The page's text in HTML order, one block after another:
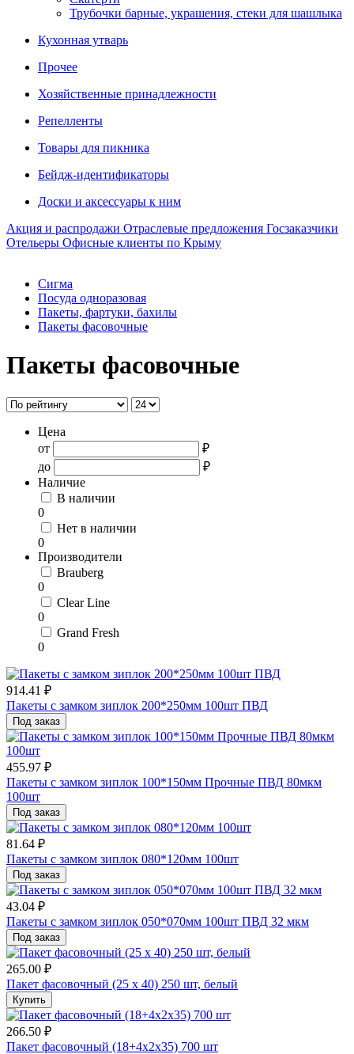
Трубочки барные, украшения, стеки для шашлыка
Кухонная утварь
Прочее
Хозяйственные принадлежности
Репелленты
Товары для пикника
Бейдж-идентификаторы
Доски и аксессуары к ним
Акция и распродажи Отраслевые предложения Госзаказчики
Отельеры Офисные клиенты по Крыму
Сигма
Посуда одноразовая
Пакеты, фартуки, бахилы
Пакеты фасовочные
Пакеты фасовочные
Цена
от
₽
до
₽
Наличие
В наличии
0
Нет в наличии
0
Производители
Brauberg
0
Clear Line
0
Grand Fresh
0
914.41 ₽
Пакеты с замком зиплок 200*250мм 100шт ПВД
Под заказ
455.97 ₽
Пакеты с замком зиплок 100*150мм Прочные ПВД 80мкм
100шт
Под заказ
81.64 ₽
Пакеты с замком зиплок 080*120мм 100шт
Под заказ
43.04 ₽
Пакеты с замком зиплок 050*070мм 100шт ПВД 32 мкм
Под заказ
265.00 ₽
Пакет фасовочный (25 х 40) 250 шт, белый
Купить
266.50 ₽
Пакет фасовочный (18+4х2х35) 700 шт